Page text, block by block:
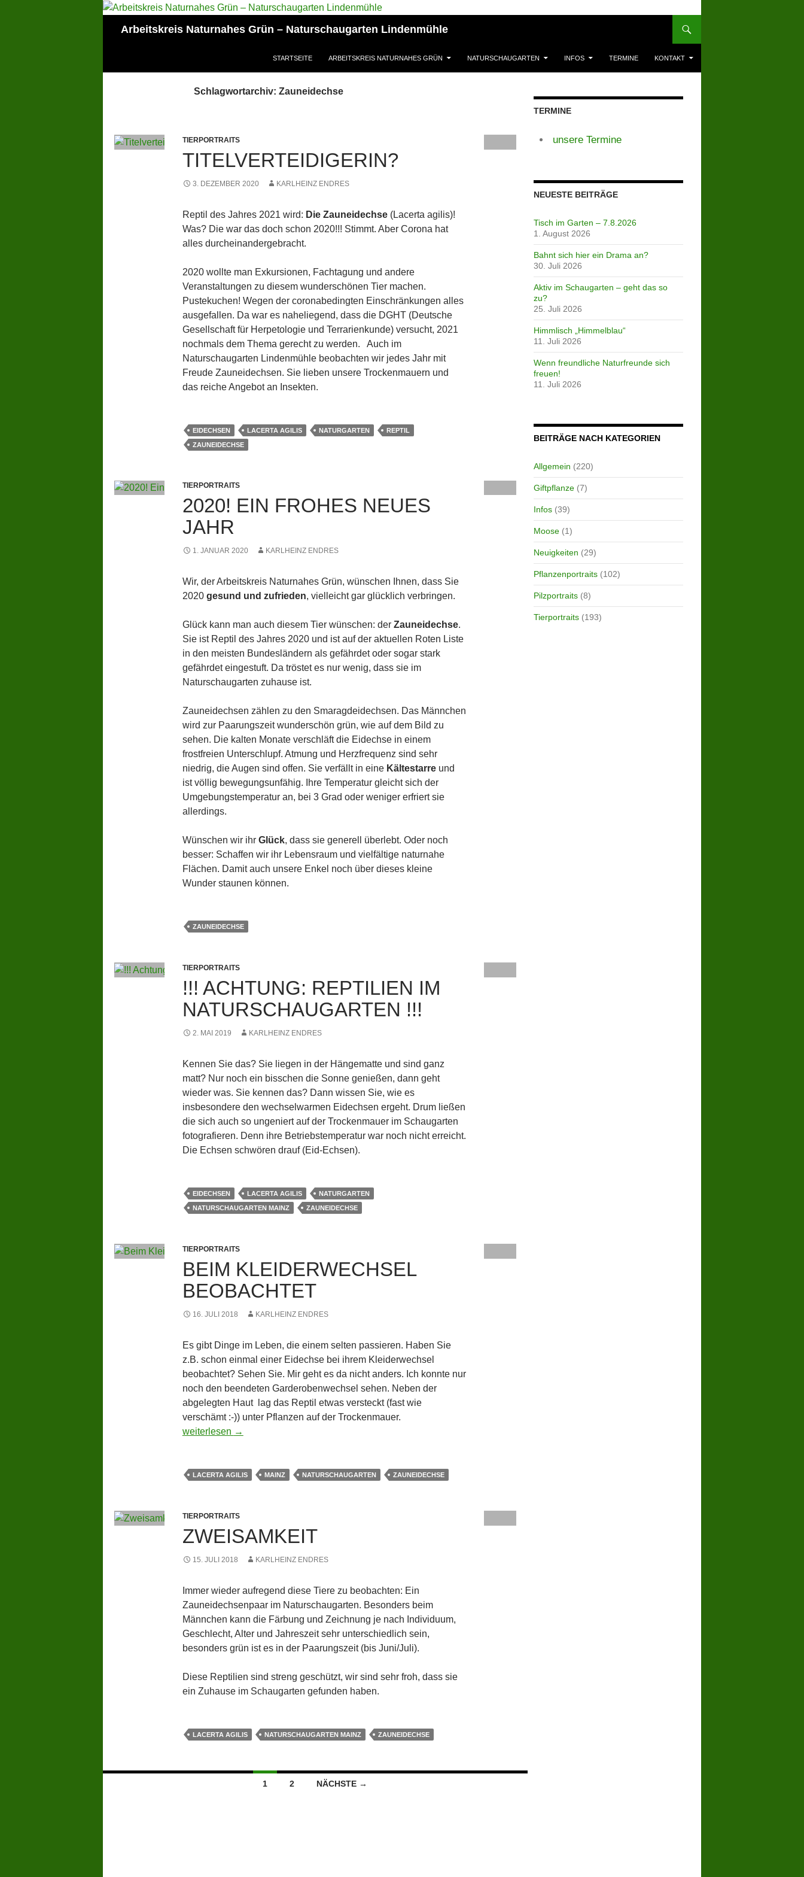
Arbeitskreis Naturnahes Grün – Naturschaugarten Lindenmühle
STARTSEITE ARBEITSKREIS NATURNAHES GRÜN NATURSCHAUGARTEN INFOS TERMINE KONTAKT
Schlagwortarchiv: Zauneidechse
TIERPORTRAITS
TITELVERTEIDIGERIN?
3. DEZEMBER 2020 KARLHEINZ ENDRES
Reptil des Jahres 2021 wird: Die Zauneidechse (Lacerta agilis)!
Was? Die war das doch schon 2020!!! Stimmt. Aber Corona hat
alles durcheinandergebracht.
2020 wollte man Exkursionen, Fachtagung und andere
Veranstaltungen zu diesem wunderschönen Tier machen.
Pustekuchen! Wegen der coronabedingten Einschränkungen alles
ausgefallen. Da war es naheliegend, dass die DGHT (Deutsche
Gesellschaft für Herpetologie und Terrarienkunde) versucht, 2021
nochmals dem Thema gerecht zu werden. Auch im
Naturschaugarten Lindenmühle beobachten wir jedes Jahr mit
Freude Zauneidechsen. Sie lieben unsere Trockenmauern und
das reiche Angebot an Insekten.
EIDECHSEN LACERTA AGILIS NATURGARTEN
REPTIL
ZAUNEIDECHSE
TIERPORTRAITS
2020! EIN FROHES NEUES
JAHR
1. JANUAR 2020 KARLHEINZ ENDRES
Wir, der Arbeitskreis Naturnahes Grün, wünschen Ihnen, dass Sie
2020 gesund und zufrieden, vielleicht gar glücklich verbringen.
Glück kann man auch diesem Tier wünschen: der Zauneidechse.
Sie ist Reptil des Jahres 2020 und ist auf der aktuellen Roten Liste
in den meisten Bundesländern als gefährdet oder sogar stark
gefährdet eingestuft. Da tröstet es nur wenig, dass sie im
Naturschaugarten zuhause ist.
Zauneidechsen zählen zu den Smaragdeidechsen. Das Männchen
wird zur Paarungszeit wunderschön grün, wie auf dem Bild zu
sehen. Die kalten Monate verschläft die Eidechse in einem
frostfreien Unterschlupf. Atmung und Herzfrequenz sind sehr
niedrig, die Augen sind offen. Sie verfällt in eine Kältestarreund
ist völlig bewegungsunfähig. Ihre Temperatur gleicht sich der
Umgebungstemperatur an, bei 3 Grad oder weniger erfriert sie
allerdings.
Wünschen wir ihr Glück, dass sie generell überlebt. Oder noch
besser: Schaffen wir ihr Lebensraum und vielfältige naturnahe
Flächen. Damit auch unsere Enkel noch über dieses kleine
Wunder staunen können.
ZAUNEIDECHSE
TIERPORTRAITS
!!! ACHTUNG: REPTILIEN IM
NATURSCHAUGARTEN !!!
2. MAI 2019 KARLHEINZ ENDRES
Kennen Sie das? Sie liegen in der Hängematte und sind ganz
matt? Nur noch ein bisschen die Sonne genießen, dann geht
wieder was. Sie kennen das? Dann wissen Sie, wie es
insbesondere den wechselwarmen Eidechsen ergeht. Drum ließen
die sich auch so ungeniert auf der Trockenmauer im Schaugarten
fotografieren. Denn ihre Betriebstemperatur war noch nicht erreicht.
Die Echsen schwören drauf (Eid-Echsen).
EIDECHSEN LACERTA AGILIS
NATURGARTEN
NATURSCHAUGARTEN MAINZ
ZAUNEIDECHSE
TIERPORTRAITS
BEIM KLEIDERWECHSEL
BEOBACHTET
16. JULI 2018 KARLHEINZ ENDRES
Es gibt Dinge im Leben, die einem selten passieren. Haben Sie
z.B. schon einmal einer Eidechse bei ihrem Kleiderwechsel
beobachtet? Sehen Sie. Mir geht es da nicht anders. Ich konnte nur
noch den beendeten Garderobenwechsel sehen. Neben der
abgelegten Haut lag das Reptil etwas versteckt (fast wie
verschämt :-)) unter Pflanzen auf der Trockenmauer.
Beim Kleiderwechsel beobachtet
weiterlesen →
LACERTA AGILIS MAINZ NATURSCHAUGARTEN ZAUNEIDECHSE
TIERPORTRAITS
ZWEISAMKEIT
15. JULI 2018 KARLHEINZ ENDRES
Immer wieder aufregend diese Tiere zu beobachten: Ein
Zauneidechsenpaar im Naturschaugarten. Besonders beim
Männchen kann die Färbung und Zeichnung je nach Individuum,
Geschlecht, Alter und Jahreszeit sehr unterschiedlich sein,
besonders grün ist es in der Paarungszeit (bis Juni/Juli).
Diese Reptilien sind streng geschützt, wir sind sehr froh, dass sie
ein Zuhause im Schaugarten gefunden haben.
LACERTA AGILIS NATURSCHAUGARTEN MAINZ ZAUNEIDECHSE
1 2 NÄCHSTE →
TERMINE
unsere Termine
NEUESTE BEITRÄGE
Tisch im Garten – 7.8.2026
1. August 2026
Bahnt sich hier ein Drama an?
30. Juli 2026
Aktiv im Schaugarten – geht das so
zu?
25. Juli 2026
Himmlisch „Himmelblau“
11. Juli 2026
Wenn freundliche Naturfreunde sich
freuen!
11. Juli 2026
BEITRÄGE NACH KATEGORIEN
Allgemein (220)
Giftpflanze(7)
Infos(39)
Moose(1)
Neuigkeiten (29)
Pflanzenportraits(102)
Pilzportraits(8)
Tierportraits(193)